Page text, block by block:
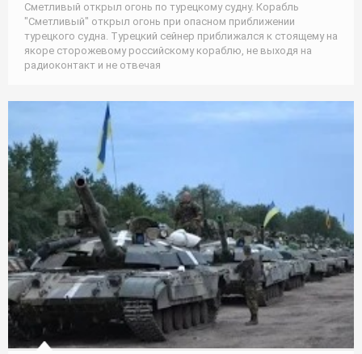
Сметливый открыл огонь по турецкому судну. Корабль
"Сметливый" открыл огонь при опасном приближении
турецкого судна. Турецкий сейнер приближался к стоящему на
якоре сторожевому российскому кораблю, не выходя на
радиоконтакт и не отвечая